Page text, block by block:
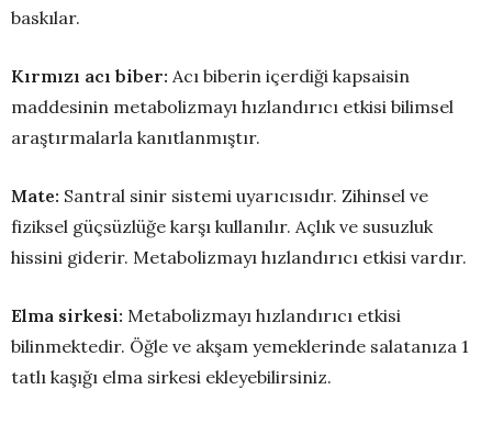
baskılar.
Kırmızı acı biber: Acı biberin içerdiği kapsaisin
maddesinin metabolizmayı hızlandırıcı etkisi bilimsel
araştırmalarla kanıtlanmıştır.
Mate: Santral sinir sistemi uyarıcısıdır. Zihinsel ve
fiziksel güçsüzlüğe karşı kullanılır. Açlık ve susuzluk
hissini giderir. Metabolizmayı hızlandırıcı etkisi vardır.
Elma sirkesi: Metabolizmayı hızlandırıcı etkisi
bilinmektedir. Öğle ve akşam yemeklerinde salatanıza 1
tatlı kaşığı elma sirkesi ekleyebilirsiniz.